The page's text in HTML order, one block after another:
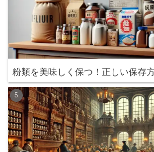
粉類を美味しく保つ！正しい保存